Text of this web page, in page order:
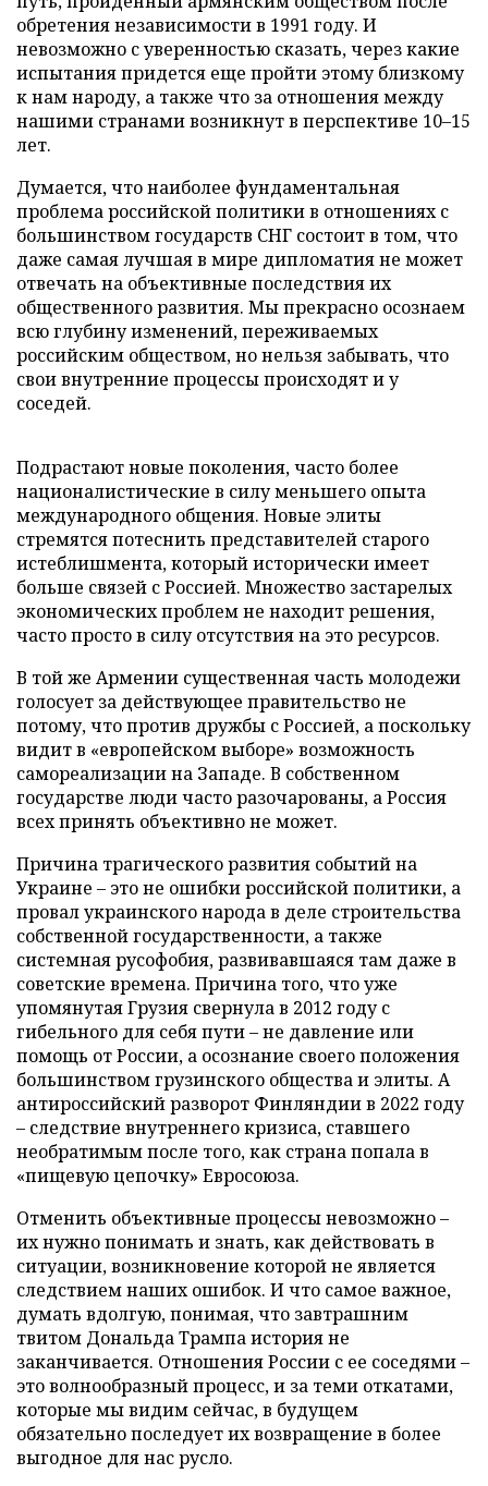
обретения независимости в 1991 году. И
невозможно с уверенностью сказать, через какие
испытания придется еще пройти этому близкому
к нам народу, а также что за отношения между
нашими странами возникнут в перспективе 10–15
лет.
Думается, что наиболее фундаментальная
проблема российской политики в отношениях с
большинством государств СНГ состоит в том, что
даже самая лучшая в мире дипломатия не может
отвечать на объективные последствия их
общественного развития. Мы прекрасно осознаем
всю глубину изменений, переживаемых
российским обществом, но нельзя забывать, что
свои внутренние процессы происходят и у
соседей.
Подрастают новые поколения, часто более
националистические в силу меньшего опыта
международного общения. Новые элиты
стремятся потеснить представителей старого
истеблишмента, который исторически имеет
больше связей с Россией. Множество застарелых
экономических проблем не находит решения,
часто просто в силу отсутствия на это ресурсов.
В той же Армении существенная часть молодежи
голосует за действующее правительство не
потому, что против дружбы с Россией, а поскольку
видит в «европейском выборе» возможность
самореализации на Западе. В собственном
государстве люди часто разочарованы, а Россия
всех принять объективно не может.
Причина трагического развития событий на
Украине – это не ошибки российской политики, а
провал украинского народа в деле строительства
собственной государственности, а также
системная русофобия, развивавшаяся там даже в
советские времена. Причина того, что уже
упомянутая Грузия свернула в 2012 году с
гибельного для себя пути – не давление или
помощь от России, а осознание своего положения
большинством грузинского общества и элиты. А
антироссийский разворот Финляндии в 2022 году
– следствие внутреннего кризиса, ставшего
необратимым после того, как страна попала в
«пищевую цепочку» Евросоюза.
Отменить объективные процессы невозможно –
их нужно понимать и знать, как действовать в
ситуации, возникновение которой не является
следствием наших ошибок. И что самое важное,
думать вдолгую, понимая, что завтрашним
твитом Дональда Трампа история не
заканчивается. Отношения России с ее соседями –
это волнообразный процесс, и за теми откатами,
которые мы видим сейчас, в будущем
обязательно последует их возвращение в более
выгодное для нас русло.